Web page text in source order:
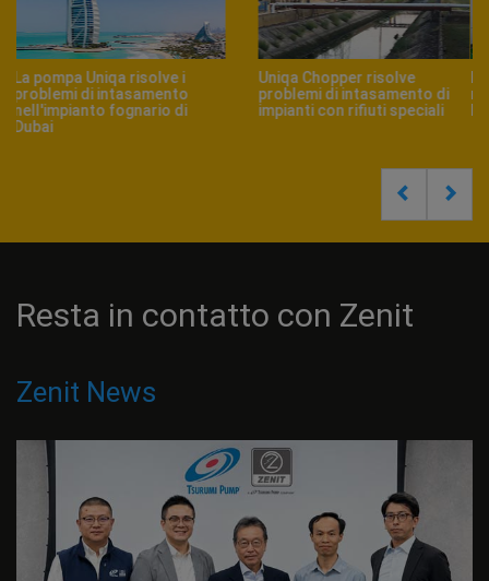
Efficienza energetica nella
nuova Linea 5 della
Metropolitana di Hangzhou
Una soluzione per il
sollevamento di liquami
carichi di silicati in Abruzzo
Resta in contatto con Zenit
Zenit News